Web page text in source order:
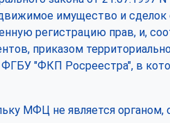
имущество и
регистрацию прав, и,
приказом
"ФКП Росреестра", в
МФЦ не является